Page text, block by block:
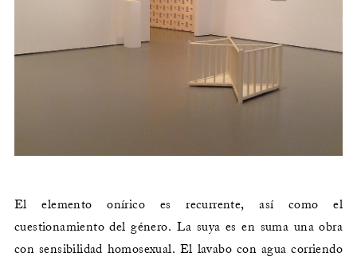
El elemento onírico es recurrente, así como el
cuestionamiento del género. La suya es en suma una obra
con sensibilidad homosexual. El lavabo con agua corriendo